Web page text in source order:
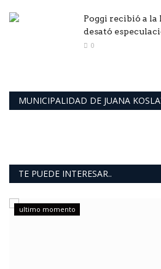
Poggi recibió a
desató
0
MUNICIPALIDAD DE JUANA
TE PUEDE INTERESAR..
ultimo momento